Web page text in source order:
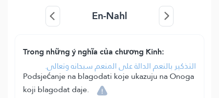
En-Nahl
Trong những ý nghĩa của chương Kinh:
التذكير بالنعم الدالة على المنعم سبحانه وتعالى.
Podsjećanje na blagodati koje ukazuju na Onoga
koji blagodat daje.